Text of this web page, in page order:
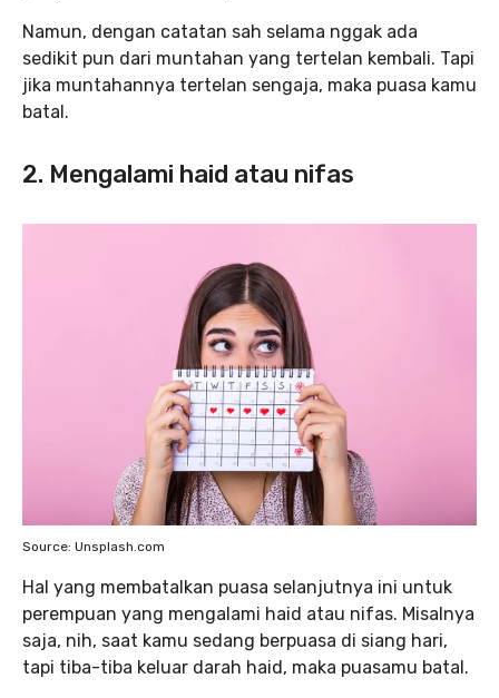
Namun, dengan catatan sah selama nggak ada
sedikit pun dari muntahan yang tertelan kembali. Tapi
jika muntahannya tertelan sengaja, maka puasa kamu
batal.
2. Mengalami haid atau nifas
Source: Unsplash.com
Hal yang membatalkan puasa selanjutnya ini untuk
perempuan yang mengalami haid atau nifas. Misalnya
saja, nih, saat kamu sedang berpuasa di siang hari,
tapi tiba-tiba keluar darah haid, maka puasamu batal.